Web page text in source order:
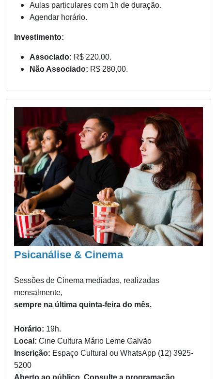
Aulas particulares com 1h de duração.
Agendar horário.
Investimento:
Associado: R$ 220,00.
Não Associado: R$ 280,00.
Psicanálise & Cinema
Sessões de Cinema mediadas, realizadas
mensalmente,
sempre na última quinta-feira do mês.
Horário: 19h.
Local: Cine Cultura Mário Leme Galvão
Inscrição: Espaço Cultural ou WhatsApp (12) 3925-
5200
Aberto ao público. Consulte a programação